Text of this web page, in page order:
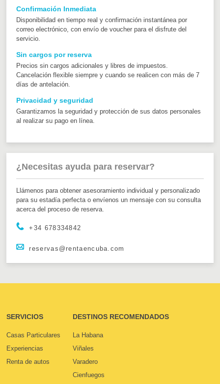
Confirmación Inmediata
Disponibilidad en tiempo real y confirmación instantánea por
correo electrónico, con envío de voucher para el disfrute del
servicio.
Sin cargos por reserva
Precios sin cargos adicionales y libres de impuestos.
Cancelación flexible siempre y cuando se realicen con más de 7
días de antelación.
Privacidad y seguridad
Garantizamos la seguridad y protección de sus datos personales
al realizar su pago en línea.
¿Necesitas ayuda para reservar?
Llámenos para obtener asesoramiento individual y personalizado
para su estadía perfecta o envíenos un mensaje con su consulta
acerca del proceso de reserva.
+34 678334842
reservas@rentaencuba.com
SERVICIOS
Casas Particulares
Experiencias
Renta de autos
DESTINOS RECOMENDADOS
La Habana
Viñales
Varadero
Cienfuegos